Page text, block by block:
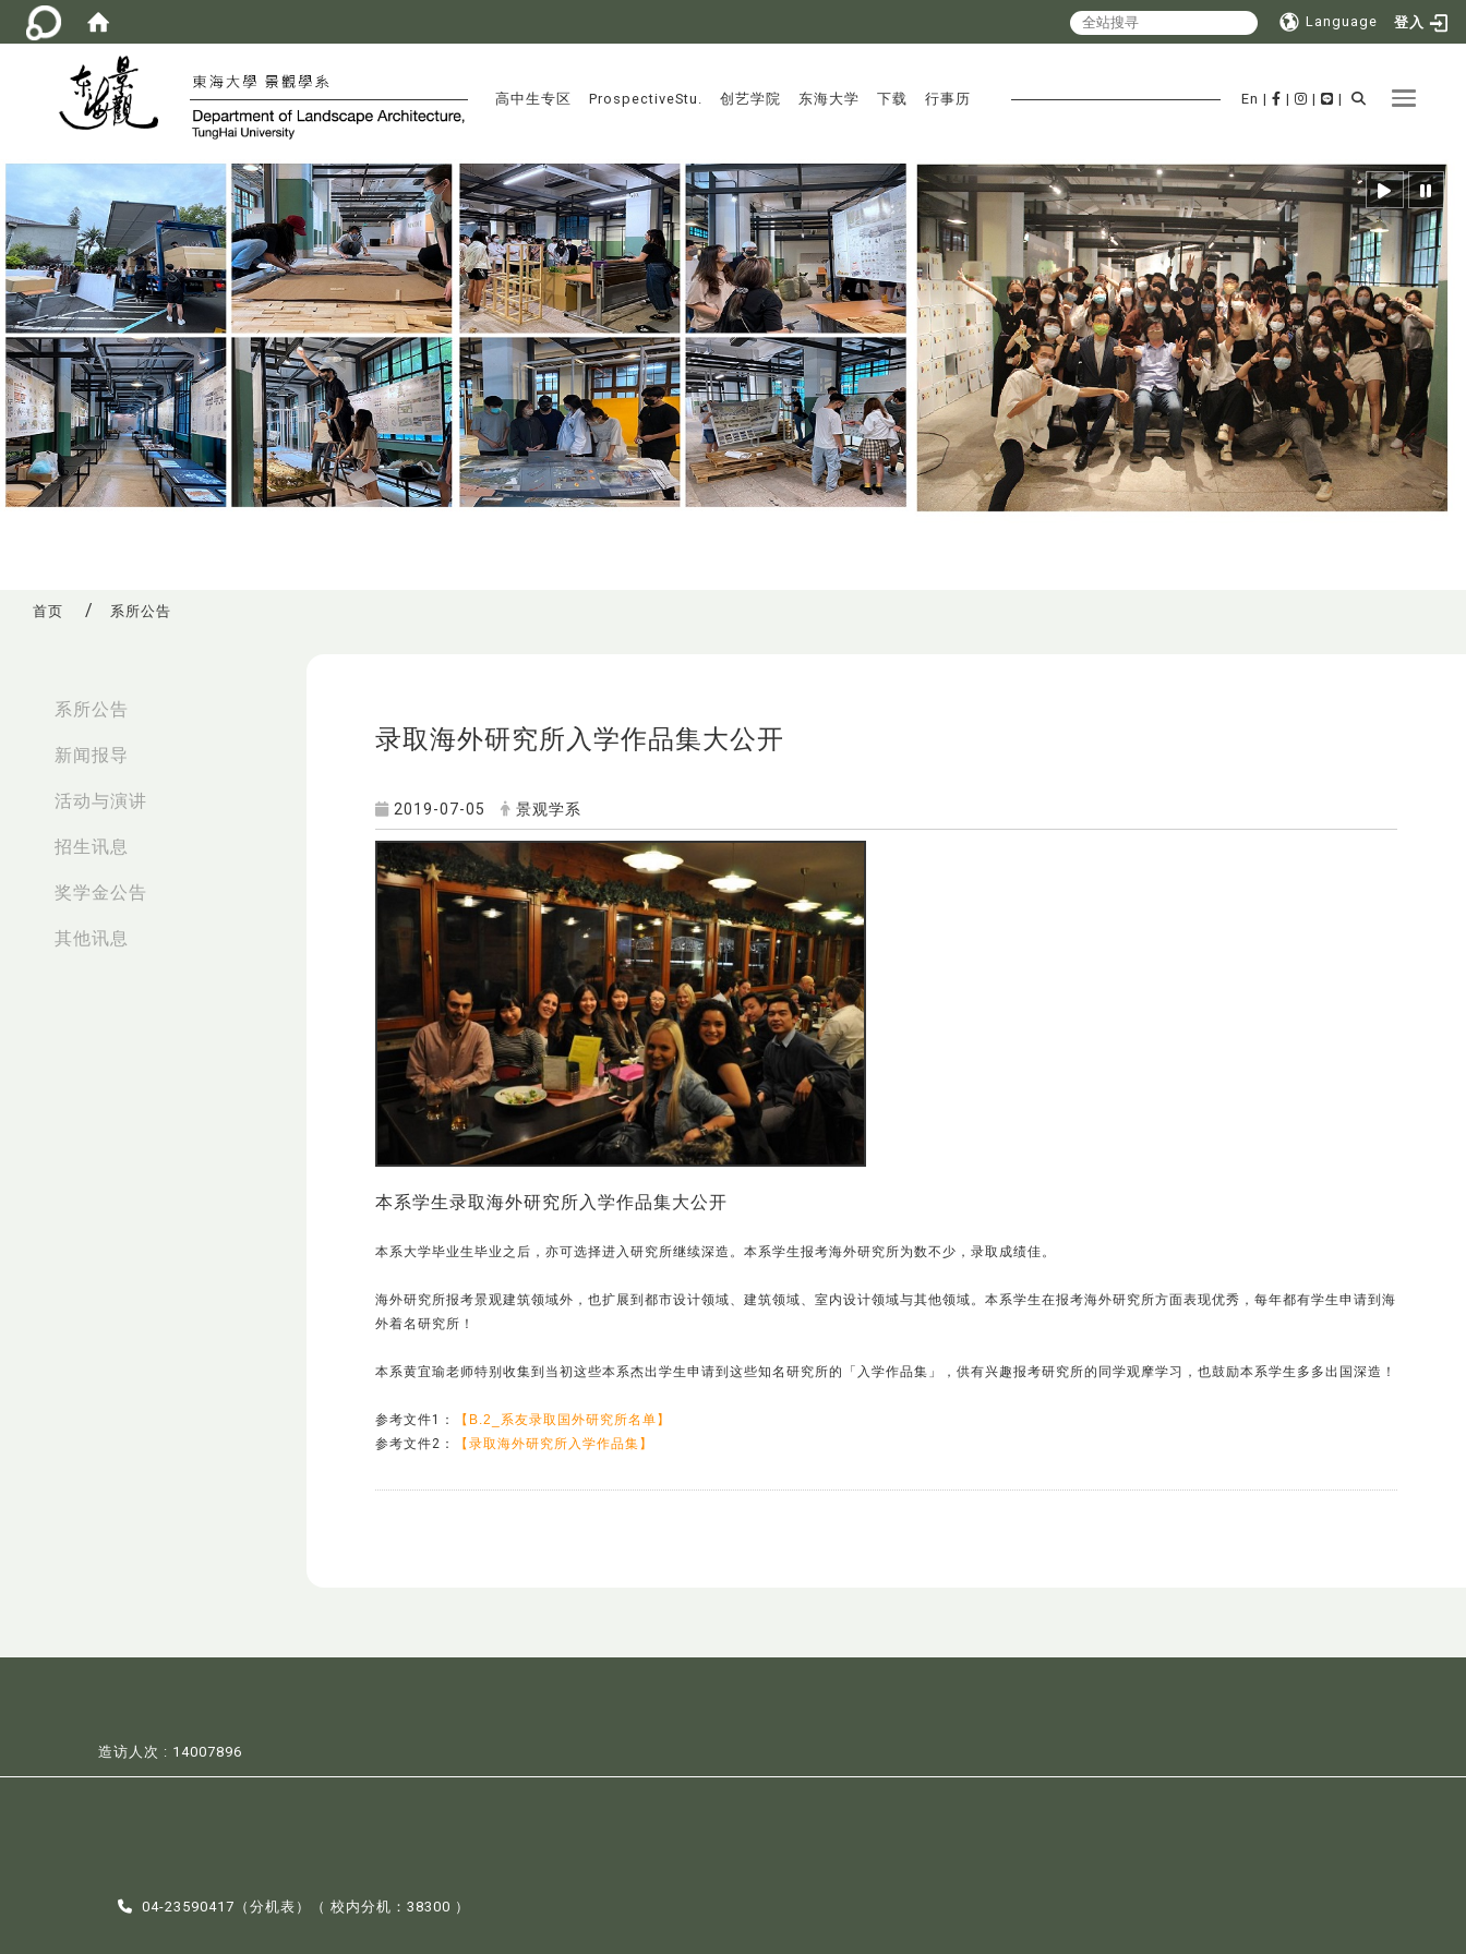
Language 登入
Toggle
:::
高中生专区 ProspectiveStu. 创艺学院 东海大学 下载 行事历 En | | | |
首页 系所公告
系所公告
新闻报导
活动与演讲
招生讯息
奖学金公告
其他讯息
录取海外研究所入学作品集大公开
2019-07-05 景观学系
本系学生录取海外研究所入学作品集大公开
本系大学毕业生毕业之后，亦可选择进入研究所继续深造。本系学生报考海外研究所为数不少，录取成绩佳。
海外研究所报考景观建筑领域外，也扩展到都市设计领域、建筑领域、室内设计领域与其他领域。本系学生在报考海外研究所方面表现优秀，每年都有学生申请到海
外着名研究所！
本系黄宜瑜老师特别收集到当初这些本系杰出学生申请到这些知名研究所的「入学作品集」，供有兴趣报考研究所的同学观摩学习，也鼓励本系学生多多出国深造！
参考文件1：
【B.2_系友录取国外研究所名单】
参考文件2：
【录取海外研究所入学作品集】
造访人次 : 14007896
04-23590417（分机表 ）（ 校内分机：38300 ）